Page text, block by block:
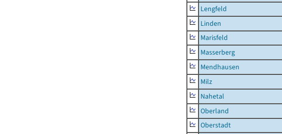
Lengfeld
Linden
Marisfeld
Masserberg
Mendhausen
Milz
Nahetal
Oberland
Oberstadt